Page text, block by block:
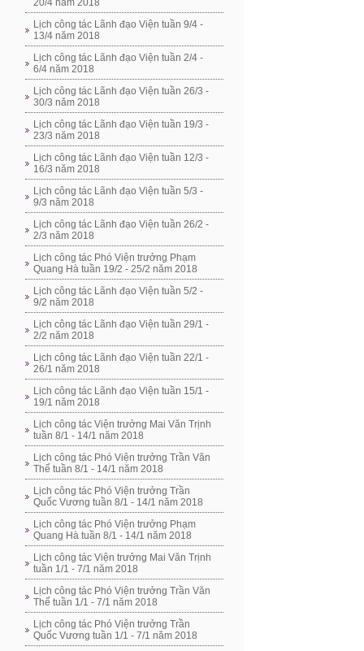
20/4 năm 2018
Lịch công tác Lãnh đạo Viện tuần 9/4 -
13/4 năm 2018
Lịch công tác Lãnh đạo Viện tuần 2/4 -
6/4 năm 2018
Lịch công tác Lãnh đạo Viện tuần 26/3 -
30/3 năm 2018
Lịch công tác Lãnh đạo Viện tuần 19/3 -
23/3 năm 2018
Lịch công tác Lãnh đạo Viện tuần 12/3 -
16/3 năm 2018
Lịch công tác Lãnh đạo Viện tuần 5/3 -
9/3 năm 2018
Lịch công tác Lãnh đạo Viện tuần 26/2 -
2/3 năm 2018
Lịch công tác Phó Viện trưởng Phạm
Quang Hà tuần 19/2 - 25/2 năm 2018
Lịch công tác Lãnh đạo Viện tuần 5/2 -
9/2 năm 2018
Lịch công tác Lãnh đạo Viện tuần 29/1 -
2/2 năm 2018
Lịch công tác Lãnh đạo Viện tuần 22/1 -
26/1 năm 2018
Lịch công tác Lãnh đạo Viện tuần 15/1 -
19/1 năm 2018
Lịch công tác Viện trưởng Mai Văn Trịnh
tuần 8/1 - 14/1 năm 2018
Lịch công tác Phó Viện trưởng Trần Văn
Thể tuần 8/1 - 14/1 năm 2018
Lịch công tác Phó Viện trưởng Trần
Quốc Vương tuần 8/1 - 14/1 năm 2018
Lịch công tác Phó Viện trưởng Phạm
Quang Hà tuần 8/1 - 14/1 năm 2018
Lịch công tác Viện trưởng Mai Văn Trịnh
tuần 1/1 - 7/1 năm 2018
Lịch công tác Phó Viện trưởng Trần Văn
Thể tuần 1/1 - 7/1 năm 2018
Lịch công tác Phó Viện trưởng Trần
Quốc Vương tuần 1/1 - 7/1 năm 2018